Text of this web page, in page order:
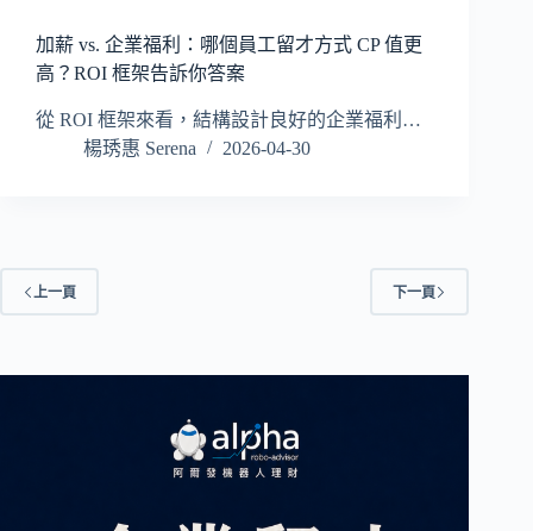
加薪 vs. 企業福利：哪個員工留才方式 CP 值更
高？ROI 框架告訴你答案
從 ROI 框架來看，結構設計良好的企業福利…
楊琇惠 Serena
2026-04-30
上一頁 下一頁